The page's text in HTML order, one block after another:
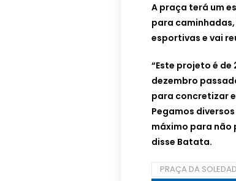
A praça terá um
para
esportivas e vai
“Este projeto é de
dezembro
para concretizar
Pegamos
máximo para não
disse Batata.
PRAÇA DA